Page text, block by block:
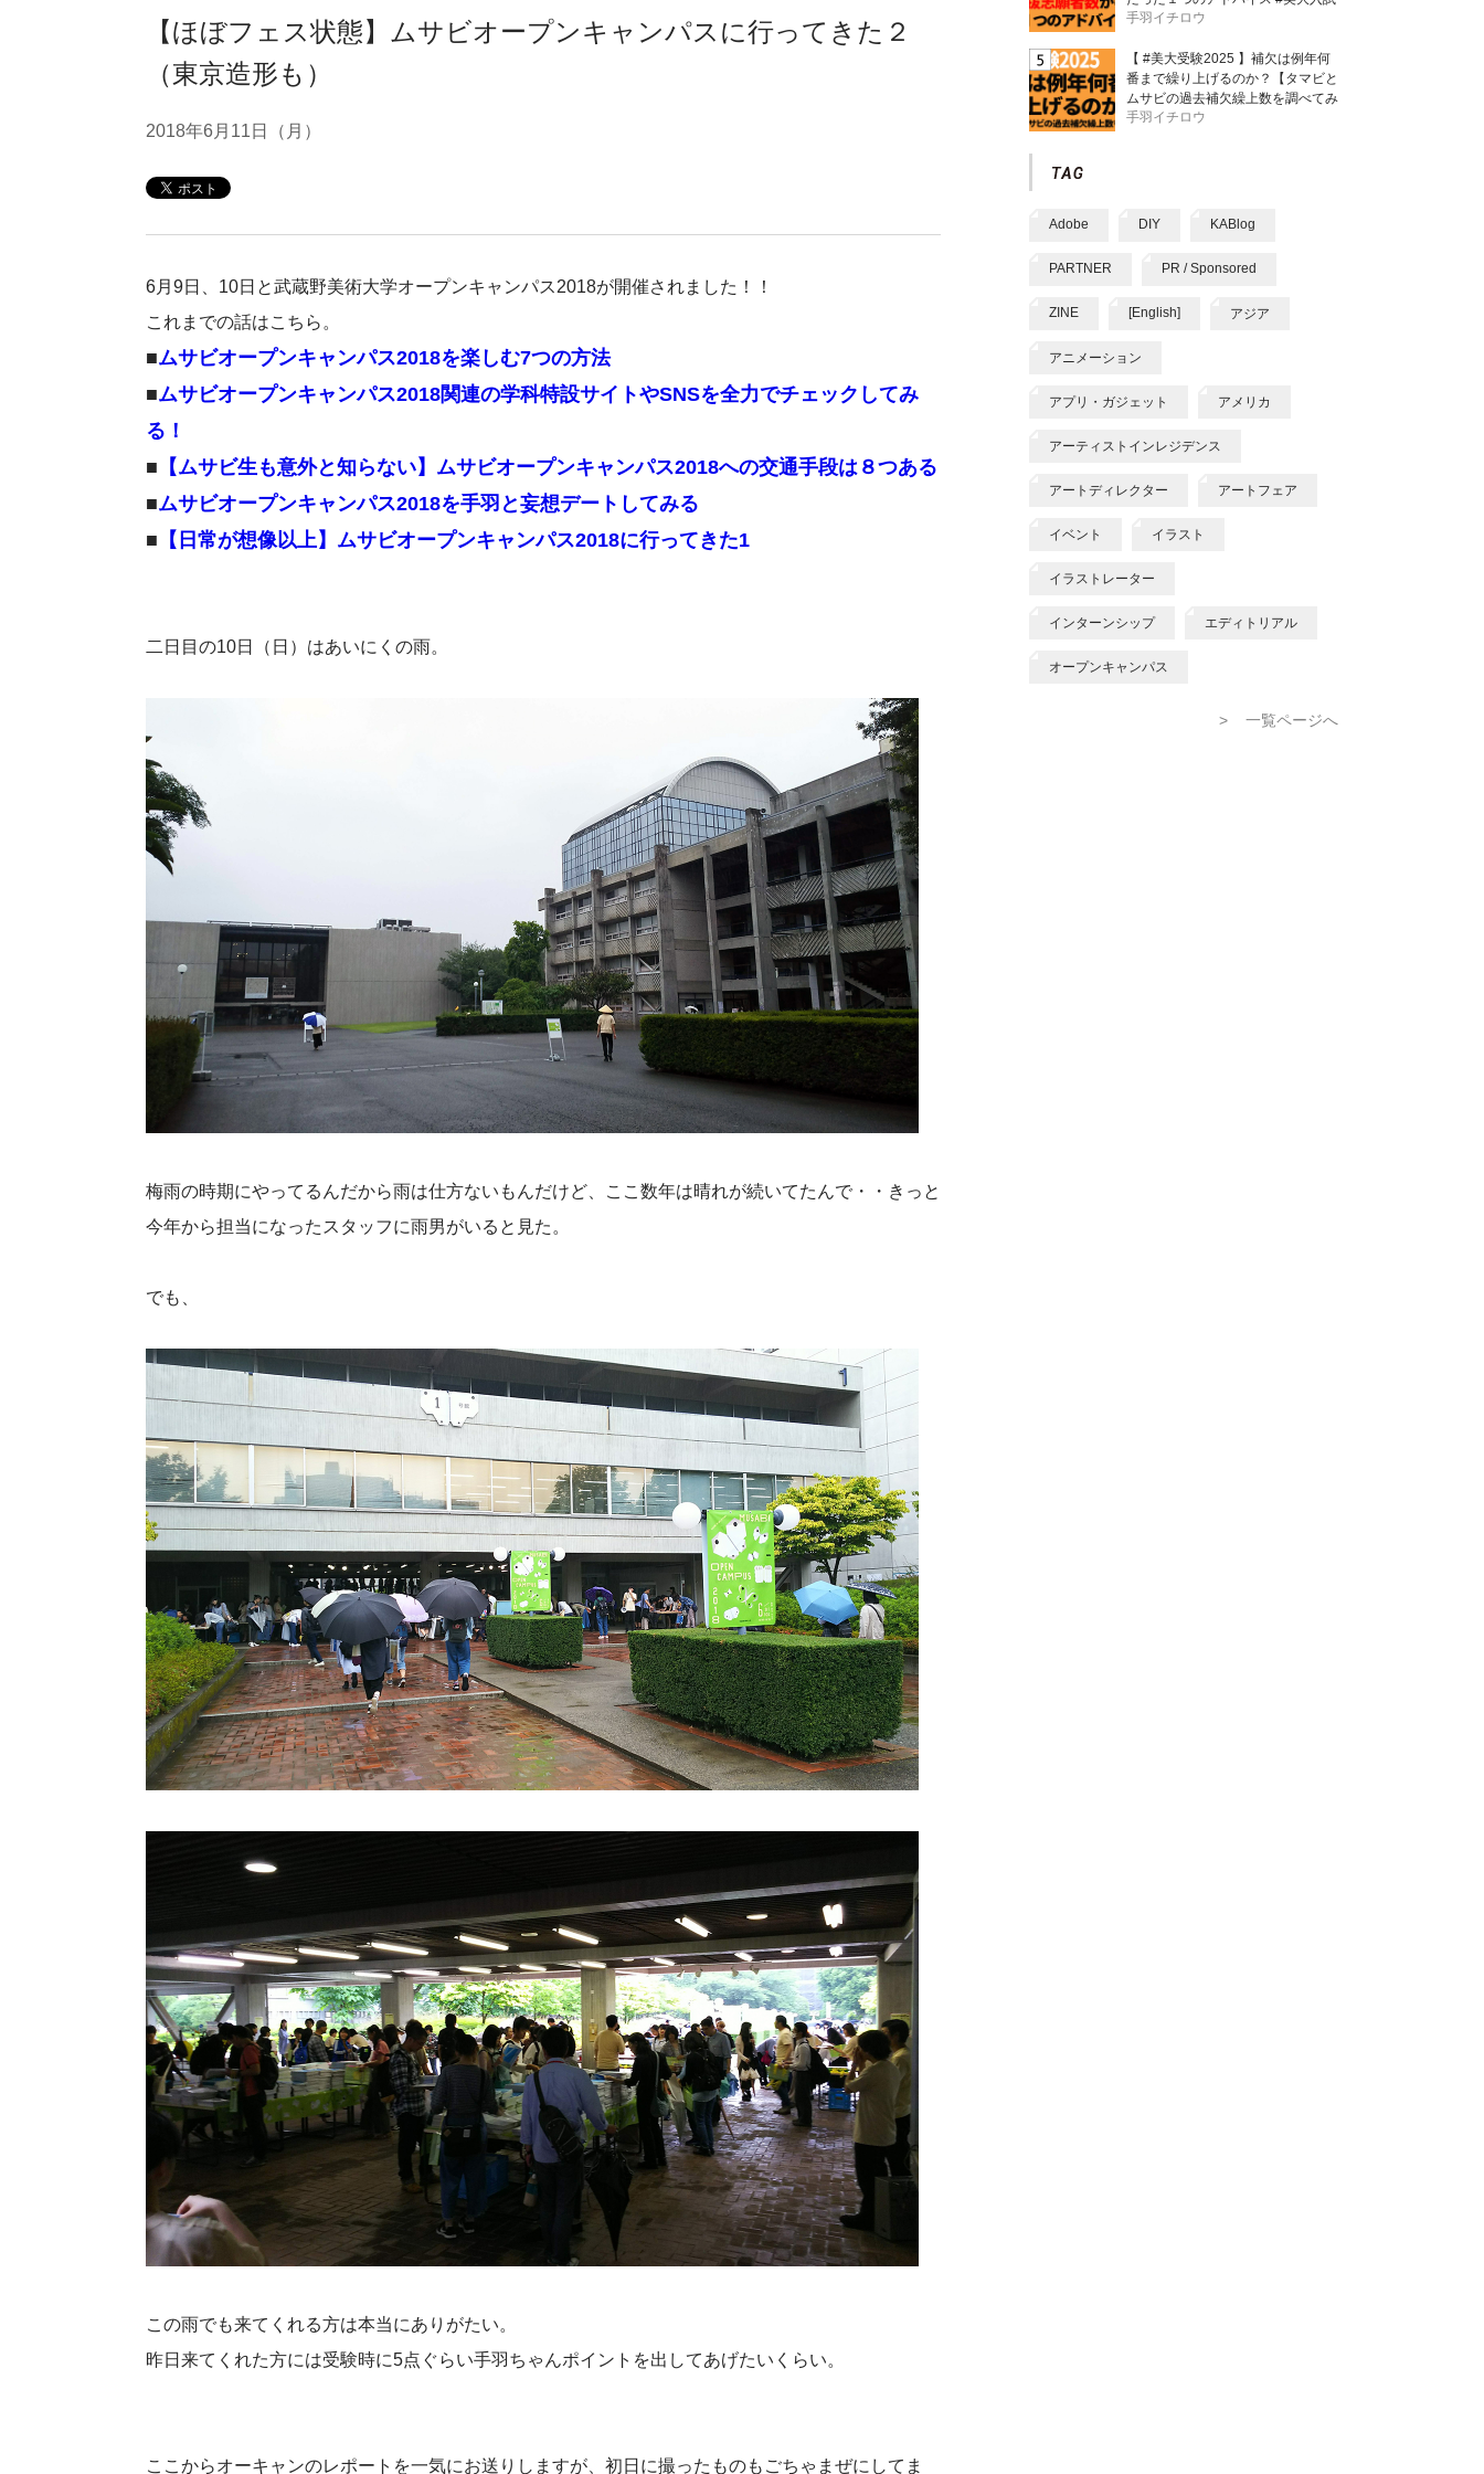
【ほぼフェス状態】ムサビオープンキャンパスに行ってきた２
（東京造形も）
2018年6月11日（月）
6月9日、10日と武蔵野美術大学オープンキャンパス2018が開催されました！！
これまでの話はこちら。
■ムサビオープンキャンパス2018を楽しむ7つの方法
■ムサビオープンキャンパス2018関連の学科特設サイトやSNSを全力でチェックしてみ
る！
■ 【ムサビ生も意外と知らない】ムサビオープンキャンパス2018への交通手段は８つある
■ムサビオープンキャンパス2018を手羽と妄想デートしてみる
■ 【日常が想像以上】ムサビオープンキャンパス2018に行ってきた1
二日目の10日（日）はあいにくの雨。
梅雨の時期にやってるんだから雨は仕方ないもんだけど、ここ数年は晴れが続いてたんで・・きっと
今年から担当になったスタッフに雨男がいると見た。
でも、
この雨でも来てくれる方は本当にありがたい。
昨日来てくれた方には受験時に5点ぐらい手羽ちゃんポイントを出してあげたいくらい。
ここからオーキャンのレポートを一気にお送りしますが、初日に撮ったものもごちゃまぜにしてま
手羽イチロウ
【 #美大受験2025 】補欠は例年何
番まで繰り上げるのか？【タマビと
ムサビの過去補欠繰上数を調べてみ
た】
手羽イチロウ
Adobe DIY KABlog
PARTNER PR / Sponsored
ZINE [English] アジア
アニメーション
アプリ・ガジェット アメリカ
アーティストインレジデンス
アートディレクター アートフェア
イベント イラスト
イラストレーター
インターンシップ エディトリアル
オープンキャンパス
> 一覧ページへ